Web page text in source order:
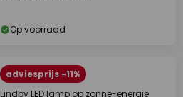
Op voorraad
adviesprijs -11%
Lindby LED lamp op zonne-energie